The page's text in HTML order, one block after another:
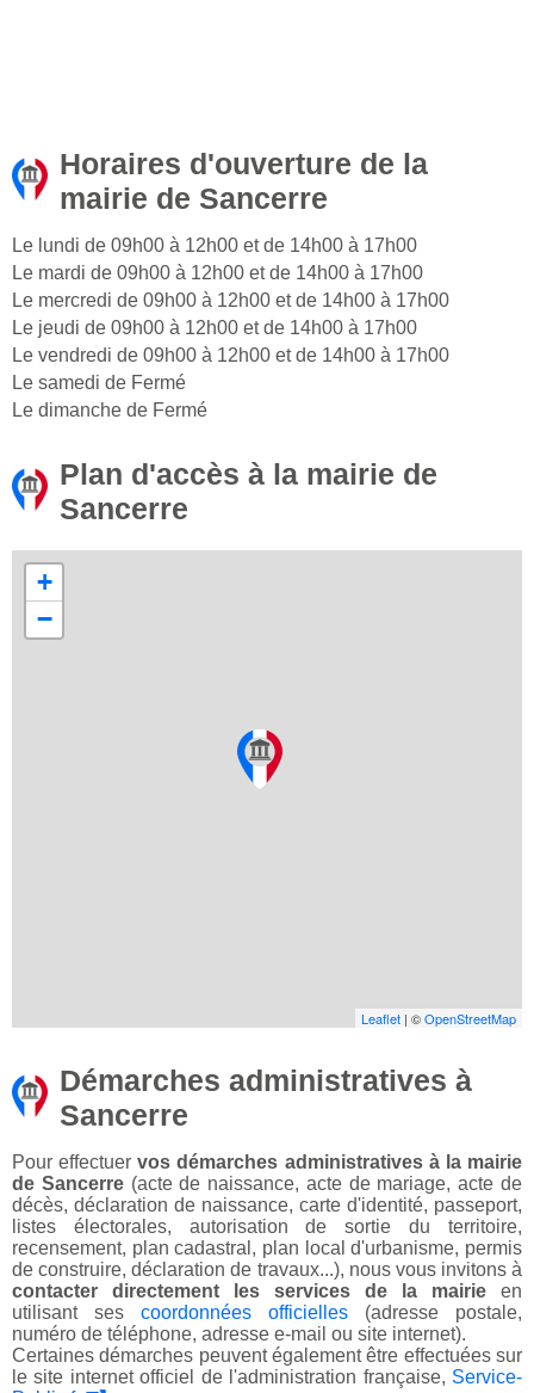
Horaires d'ouverture de la
mairie de Sancerre
Le lundi de 09h00 à 12h00 et de 14h00 à 17h00
Le mardi de 09h00 à 12h00 et de 14h00 à 17h00
Le mercredi de 09h00 à 12h00 et de 14h00 à 17h00
Le jeudi de 09h00 à 12h00 et de 14h00 à 17h00
Le vendredi de 09h00 à 12h00 et de 14h00 à 17h00
Le samedi de Fermé
Le dimanche de Fermé
Plan d'accès à la mairie de
Sancerre
+
−
Leaflet | ©OpenStreetMap
Démarches administratives à
Sancerre
Pour effectuervos démarches administratives à la mairie
de Sancerre(acte de naissance, acte de mariage, acte de
décès, déclaration de naissance, carte d'identité, passeport,
listes électorales, autorisation de sortie du territoire,
recensement, plan cadastral, plan local d'urbanisme, permis
de construire, déclaration de travaux...), nous vous invitons à
contacter directement les services de la mairie en
utilisant ses coordonnées officielles (adresse postale,
numéro de téléphone, adresse e-mail ou site internet).
Certaines démarches peuvent également être effectuées sur
le site internet officiel de l'administration française, Service-